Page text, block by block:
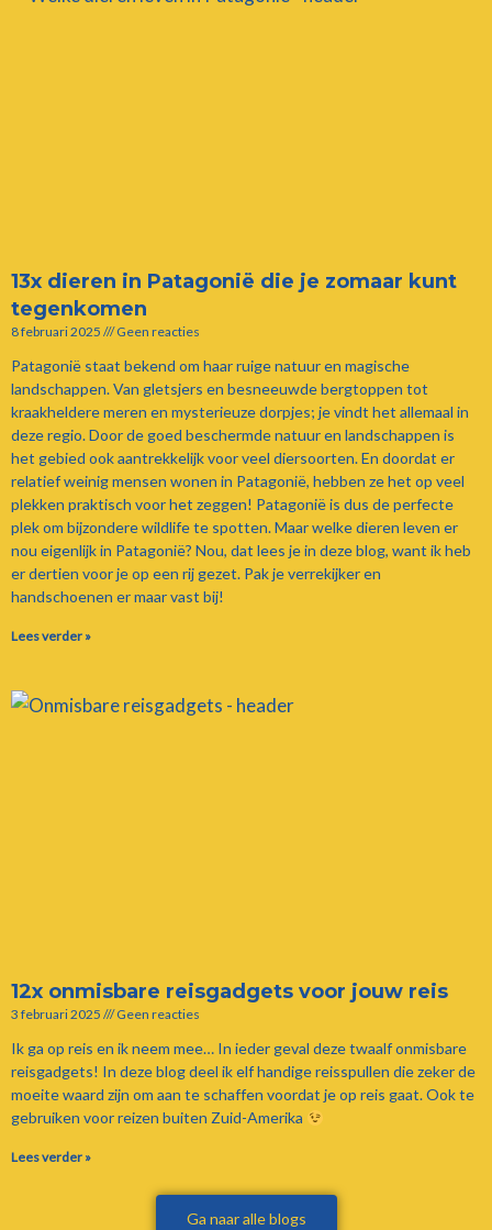
13x dieren in Patagonië die je zomaar kunt
tegenkomen
8 februari 2025 Geen reacties
Patagonië staat bekend om haar ruige natuur en magische
landschappen. Van gletsjers en besneeuwde bergtoppen tot
kraakheldere meren en mysterieuze dorpjes; je vindt het allemaal in
deze regio. Door de goed beschermde natuur en landschappen is
het gebied ook aantrekkelijk voor veel diersoorten. En doordat er
relatief weinig mensen wonen in Patagonië, hebben ze het op veel
plekken praktisch voor het zeggen! Patagonië is dus de perfecte
plek om bijzondere wildlife te spotten. Maar welke dieren leven er
nou eigenlijk in Patagonië? Nou, dat lees je in deze blog, want ik heb
er dertien voor je op een rij gezet. Pak je verrekijker en
handschoenen er maar vast bij!
Lees verder »
12x onmisbare reisgadgets voor jouw reis
3 februari 2025 Geen reacties
Ik ga op reis en ik neem mee… In ieder geval deze twaalf onmisbare
reisgadgets! In deze blog deel ik elf handige reisspullen die zeker de
moeite waard zijn om aan te schaffen voordat je op reis gaat. Ook te
gebruiken voor reizen buiten Zuid-Amerika
Lees verder »
Ga naar alle blogs